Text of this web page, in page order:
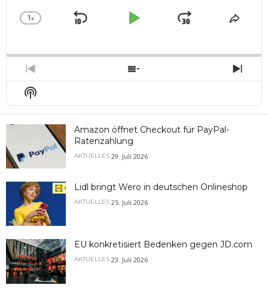
Change
1x
Skip
Play
Jump
Share
Previous
Episode
Show
Episodes
Next
Show
Podcast
Information
Amazon öffnet Checkout für PayPal-
Ratenzahlung
AKTUELLES 29. Juli 2026
Lidl bringt Wero in deutschen Onlineshop
AKTUELLES 25. Juli 2026
EU konkretisiert Bedenken gegen JD.com
AKTUELLES 23. Juli 2026